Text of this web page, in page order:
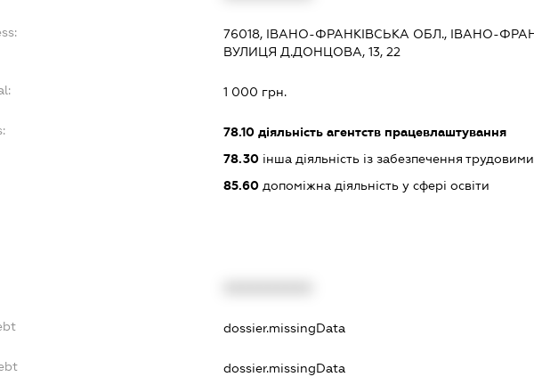
76018, ІВАНО-ФРАНКІВСЬКА ОБЛ., ІВАНО-
ВУЛИЦЯ Д.ДОНЦОВА, 13, 22
1 000 грн.
78.10діяльність агентств працевлаштування
78.30інша діяльність із забезпечення
85.60допоміжна діяльність у сфері освіти
dossier.missingData
dossier.missingData